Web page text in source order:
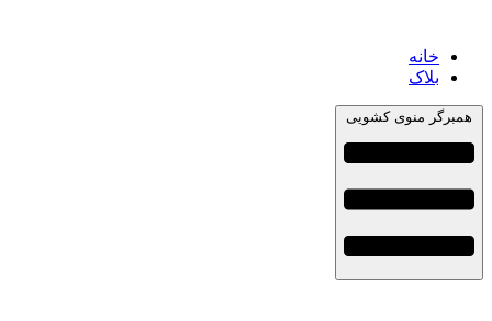
خانه
بلاک
همبرگر منوی کشویی